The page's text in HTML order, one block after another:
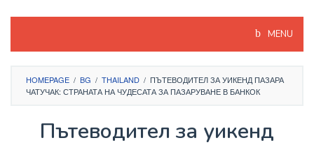
MENU
HOMEPAGE / BG / THAILAND / ПЪТЕВОДИТЕЛ ЗА УИКЕНД ПАЗАРА
ЧАТУЧАК: СТРАНАТА НА ЧУДЕСАТА ЗА ПАЗАРУВАНЕ В БАНКОК
Пътеводител за уикенд